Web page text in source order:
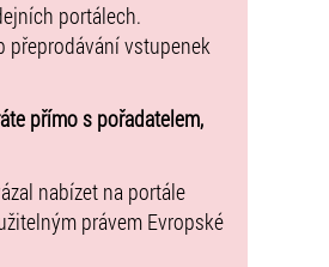
portálech.
přeprodávání vstupenek
přímo s pořadatelem,
nabízet na portále
právem Evropské